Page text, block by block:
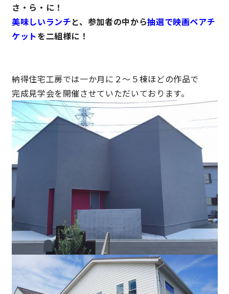
家具まで標準仕様の空間コーディネート
身体に優しい自然素材の家
徹底したコストダウンの追求
頑丈で長持ちの外壁
2030年の省エネ基準住宅
快適な室内環境へのこだわり
生涯続く安心のアフターフォロー
ラインナップ
さ・ら・に！
美味しいランチと、参加者の中から抽選で映画ペアチ
ケットを二組様に！
納得住宅工房では一か月に２〜５棟ほどの作品で
完成見学会を開催させていただいております。